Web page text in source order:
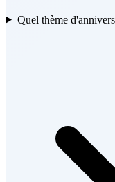
Quel thème